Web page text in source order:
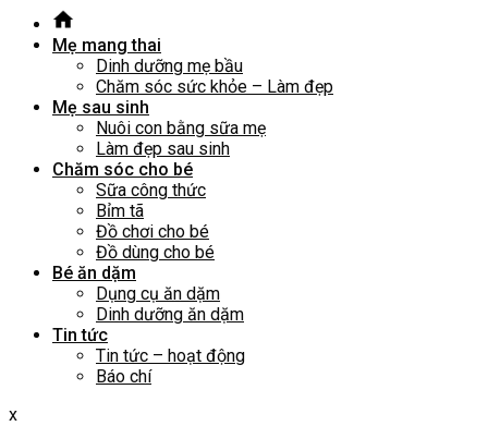
Mẹ mang thai
Dinh dưỡng mẹ bầu
Chăm sóc sức khỏe – Làm đẹp
Mẹ sau sinh
Nuôi con bằng sữa mẹ
Làm đẹp sau sinh
Chăm sóc cho bé
Sữa công thức
Bỉm tã
Đồ chơi cho bé
Đồ dùng cho bé
Bé ăn dặm
Dụng cụ ăn dặm
Dinh dưỡng ăn dặm
Tin tức
Tin tức – hoạt động
Báo chí
x